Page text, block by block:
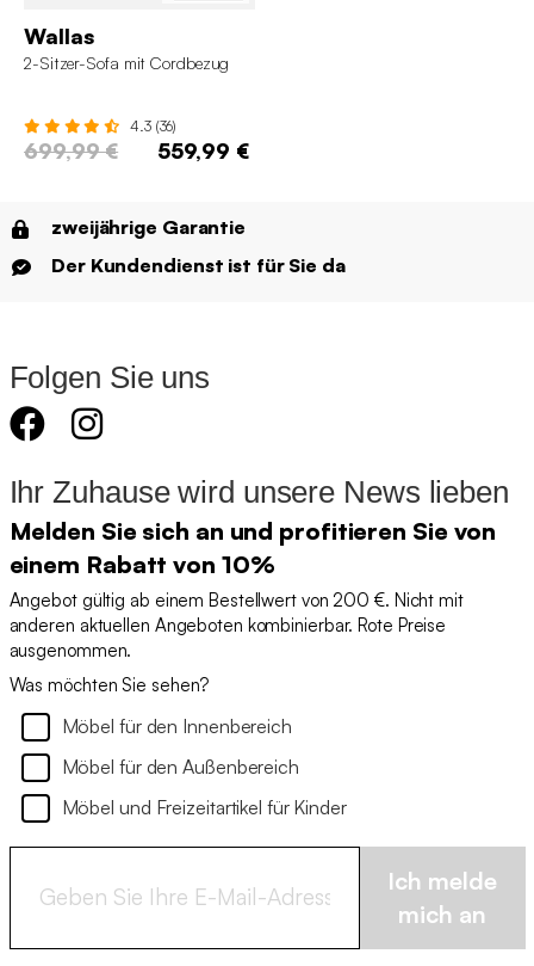
Wallas
2-Sitzer-Sofa mit Cordbezug
4.3 (36)
699,99 € 559,99 €
zweijährige Garantie
Der Kundendienst ist für Sie da
Folgen Sie uns
Ihr Zuhause wird unsere News lieben
Melden Sie sich an und profitieren Sie von
einem Rabatt von 10%
Angebot gültig ab einem Bestellwert von 200 €. Nicht mit
anderen aktuellen Angeboten kombinierbar. Rote Preise
ausgenommen.
Was möchten Sie sehen?
Möbel für den Innenbereich
Möbel für den Außenbereich
Möbel und Freizeitartikel für Kinder
Ich melde
mich an